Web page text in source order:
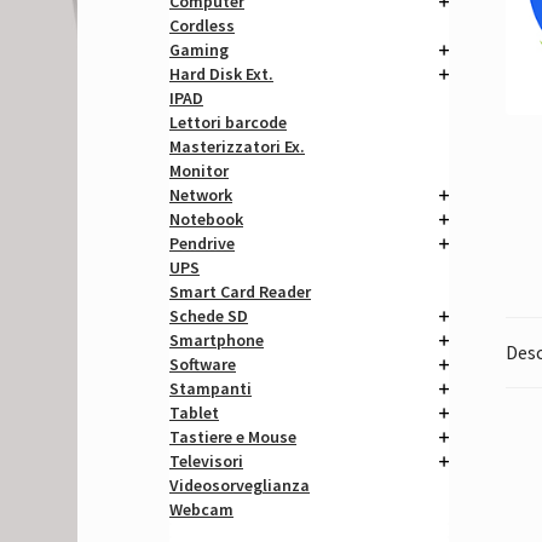
Cordless
Gaming
Hard Disk Ext.
IPAD
Lettori barcode
Masterizzatori Ex.
Monitor
Network
Notebook
Pendrive
UPS
Smart Card Reader
Schede SD
Smartphone
Software
Stampanti
Tablet
Tastiere e Mouse
Televisori
Videosorveglianza
Webcam